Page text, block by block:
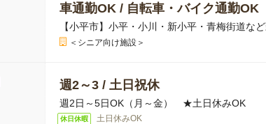
車通勤OK / 自転車・バイク通勤OK
【小平市】小平・小川・新小平・青梅街道な
＜シニア向け施設＞
週2～3 / 土日祝休
週2日～5日OK（月～金） ★土日休みOK
休日休暇 土日休みOK